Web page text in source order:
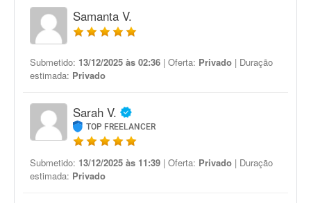
Samanta V.
Submetido: 13/12/2025 às 02:36 | Oferta: Privado | Duração
estimada: Privado
Sarah V.
TOP FREELANCER
Submetido: 13/12/2025 às 11:39 | Oferta: Privado | Duração
estimada: Privado